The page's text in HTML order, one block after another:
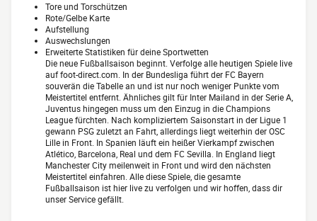
Tore und Torschützen
Rote/Gelbe Karte
Aufstellung
Auswechslungen
Erweiterte Statistiken für deine Sportwetten
Die neue Fußballsaison beginnt. Verfolge alle heutigen Spiele live
auf foot-direct.com. In der Bundesliga führt der FC Bayern
souverän die Tabelle an und ist nur noch weniger Punkte vom
Meistertitel entfernt. Ähnliches gilt für Inter Mailand in der Serie A,
Juventus hingegen muss um den Einzug in die Champions
League fürchten. Nach kompliziertem Saisonstart in der Ligue 1
gewann PSG zuletzt an Fahrt, allerdings liegt weiterhin der OSC
Lille in Front. In Spanien läuft ein heißer Vierkampf zwischen
Atlético, Barcelona, Real und dem FC Sevilla. In England liegt
Manchester City meilenweit in Front und wird den nächsten
Meistertitel einfahren. Alle diese Spiele, die gesamte
Fußballsaison ist hier live zu verfolgen und wir hoffen, dass dir
unser Service gefällt.